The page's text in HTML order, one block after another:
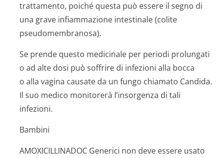
trattamento, poiché questa può essere il segno di
una grave infiammazione intestinale (colite
pseudomembranosa).
Se prende questo medicinale per periodi prolungati
o ad alte dosi può soffrire di infezioni alla bocca
o alla vagina causate da un fungo chiamato Candida.
Il suo medico monitorerà l’insorgenza di tali
infezioni.
Bambini
AMOXICILLINADOC Generici non deve essere usato